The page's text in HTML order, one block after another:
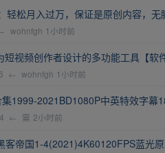
轻松月入过万，保证是原创内容，无
wohnfgh 1小时前
视频创作者设计的多功能工具【软件
← wohnfgh 1小时前
1999-2021BD1080P中英特效字幕
← 霙 2小时前
客帝国1-4(2021)4K60120FPS蓝光